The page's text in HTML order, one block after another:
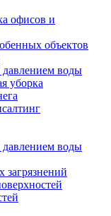
офисов и
объектов
воды
уборка
воды
загрязнений